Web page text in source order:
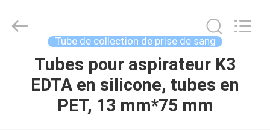
MAISON
PRODUITS
Tube de collection de prise de sang
Tubes pour aspirateur K3
EDTA en silicone, tubes en
PET, 13 mm*75 mm